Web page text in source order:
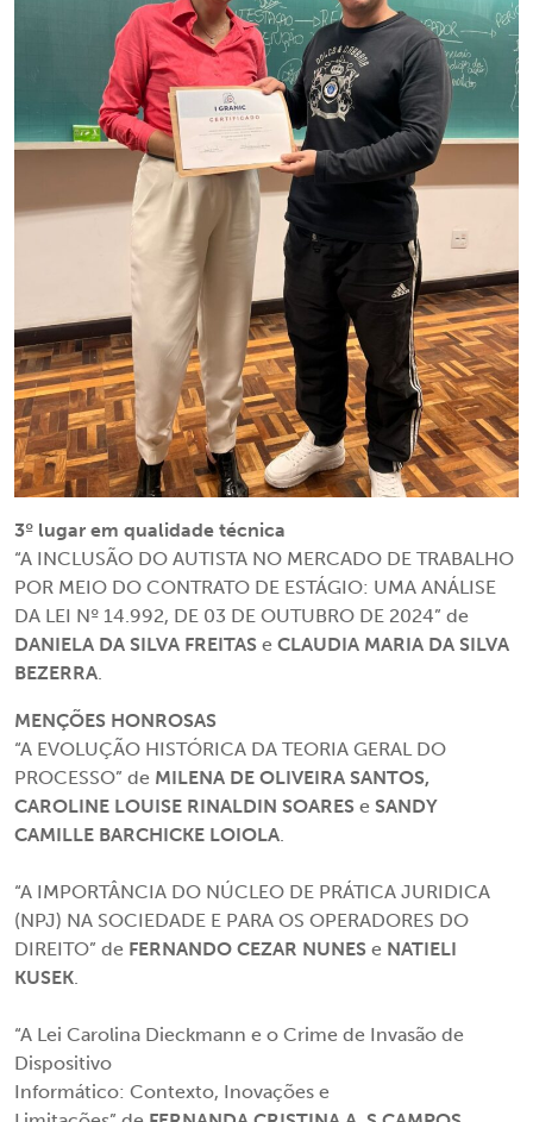
3º lugar em qualidade técnica
“A INCLUSÃO DO AUTISTA NO MERCADO DE TRABALHO
POR MEIO DO CONTRATO DE ESTÁGIO: UMA ANÁLISE
DA LEI Nº 14.992, DE 03 DE OUTUBRO DE 2024” de
DANIELA DA SILVA FREITAS e CLAUDIA MARIA DA SILVA
BEZERRA
MENÇÕES HONROSAS
“A EVOLUÇÃO HISTÓRICA DA TEORIA GERAL DO
PROCESSO” de MILENA DE OLIVEIRA SANTOS,
CAROLINE LOUISE RINALDIN SOARES e SANDY
CAMILLE BARCHICKE LOIOLA
“A IMPORTÂNCIA DO NÚCLEO DE PRÁTICA JURIDICA
(NPJ) NA SOCIEDADE E PARA OS OPERADORES DO
DIREITO” de FERNANDO CEZAR NUNES e NATIELI
KUSEK
“A Lei Carolina Dieckmann e o Crime de Invasão de
Dispositivo
Informático: Contexto, Inovações e